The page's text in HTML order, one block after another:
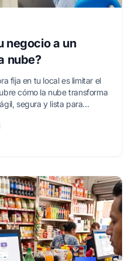
negocio a un
nube?
fija en tu local es limitar el
cómo la nube transforma
segura y lista para